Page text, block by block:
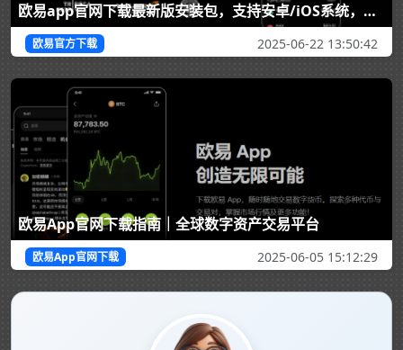
欧易app官网下载最新版安装包，支持安卓/iOS系统，立即获取欧易交易所官方APP，安全、快速、稳定畅享数字资产交易。
欧易官方下载 2025-06-22 13:50:42
欧易App官网下载指南｜全球数字资产交易平台
欧易App官网下载 2025-06-05 15:12:29